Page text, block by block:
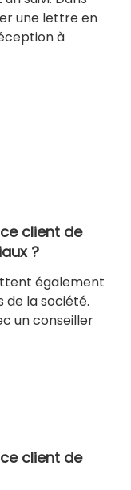
une lettre en
à
client de
?
également
de la société.
un conseiller
client de